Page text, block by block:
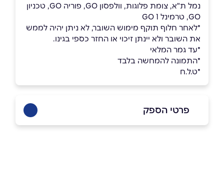
נמל ת"א, צומת פלוגות, וולפסון GO, פוריה GO, טכניון
GO, טרמינל 1 GO
*לאחר חלוף תוקף מימוש השובר, לא ניתן יהיה לממש
את השובר ולא יינתן זיכוי או החזר כספי בגינו.
*עד גמר המלאי
*התמונה להמחשה בלבד
*ט.ל.ח
פרטי הספק